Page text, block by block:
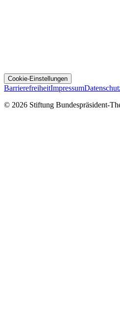
Cookie-Einstellungen
BarrierefreiheitImpressum
© 2026 Stiftung Bundespräsident-